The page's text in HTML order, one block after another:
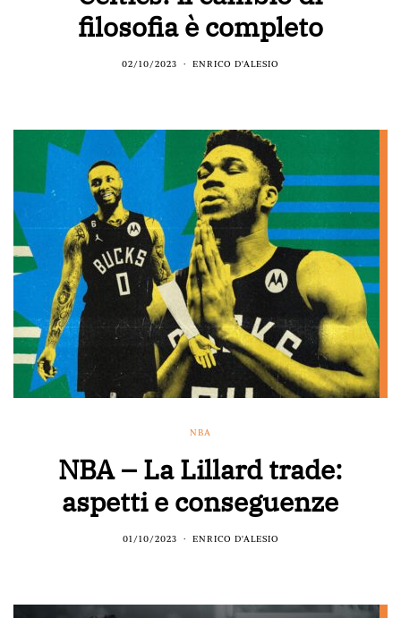
filosofia è completo
02/10/2023 ENRICO D'ALESIO
NBA
NBA – La Lillard trade:
aspetti e conseguenze
01/10/2023 ENRICO D'ALESIO